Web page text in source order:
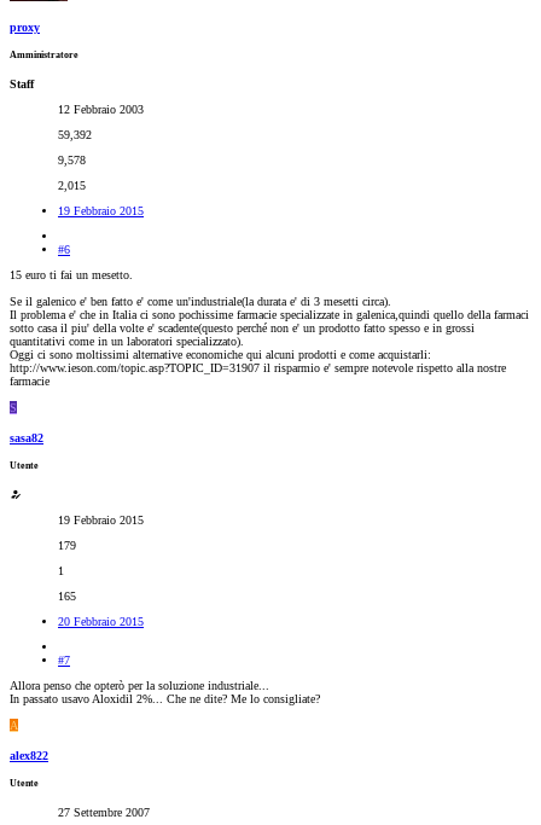
proxy
Amministratore
Staff
12 Febbraio 2003
59,392
9,578
2,015
19 Febbraio 2015
#6
15 euro ti fai un mesetto.
Se il galenico e' ben fatto e' come un'industriale(la durata e' di 3 mesetti circa).
Il problema e' che in Italia ci sono pochissime farmacie specializzate in galenica,quindi quello della farmaci
sotto casa il piu' della volte e' scadente(questo perché non e' un prodotto fatto spesso e in grossi
quantitativi come in un laboratori specializzato).
Oggi ci sono moltissimi alternative economiche qui alcuni prodotti e come acquistarli:
http://www.ieson.com/topic.asp?TOPIC_ID=31907 il risparmio e' sempre notevole rispetto alla nostre
farmacie
S
sasa82
Utente
19 Febbraio 2015
179
1
165
20 Febbraio 2015
#7
Allora penso che opterò per la soluzione industriale...
In passato usavo Aloxidil 2%... Che ne dite? Me lo consigliate?
A
alex822
Utente
27 Settembre 2007